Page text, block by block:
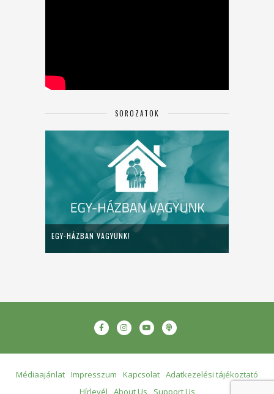
SOROZATOK
EGY-HÁZBAN VAGYUNK!
Médiaajánlat Impresszum Kapcsolat Adatkezelési tájékoztató
Hírlevél
About Us Support Us